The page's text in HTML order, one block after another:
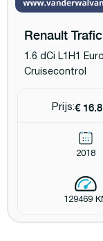
Renault Trafic
1.6 dCi L1H1
Cruisecontrol
Prijs:€
2018
129469